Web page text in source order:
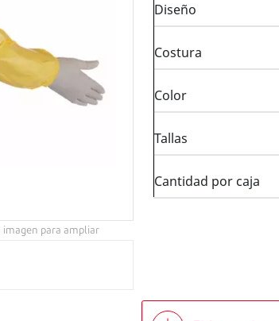
imagen para ampliar
Diseño
Costura
Color
Tallas
Cantidad por caja